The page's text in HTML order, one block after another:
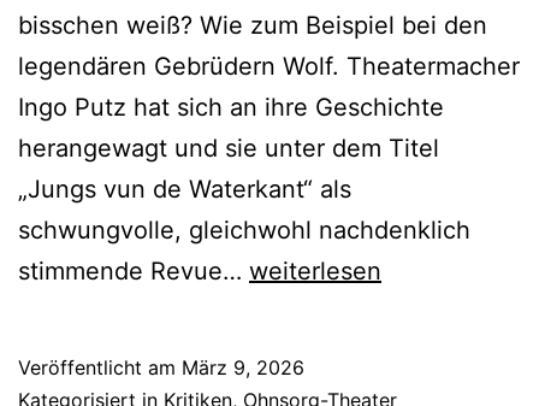
bisschen weiß? Wie zum Beispiel bei den
legendären Gebrüdern Wolf. Theatermacher
Ingo Putz hat sich an ihre Geschichte
herangewagt und sie unter dem Titel
„Jungs vun de Waterkant“ als
schwungvolle, gleichwohl nachdenklich
stimmende Revue… Jungs
Waterkant
weiterlesen
Veröffentlicht am März 9, 2026
Kategorisiert in Kritiken, Ohnsorg-Theater